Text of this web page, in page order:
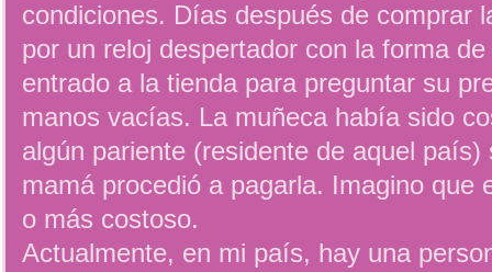
condiciones. Días después de comprar
por un reloj despertador con la forma
entrado a la tienda para preguntar su
manos vacías. La muñeca había sido
algún pariente (residente de aquel
mamá procedió a pagarla. Imagino que
o más costoso.
Actualmente, en mi país, hay una